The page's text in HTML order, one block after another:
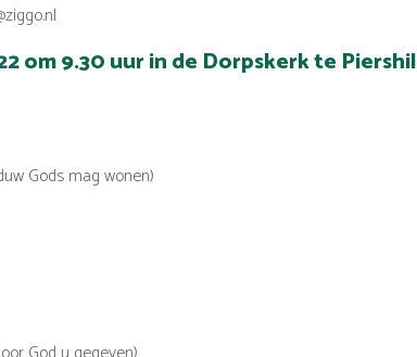
om 9.30 uur in de Dorpskerk te Piershil
Gods mag wonen)